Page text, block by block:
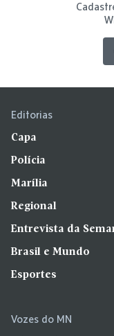
Editorias
Capa
Polícia
Marília
Regional
Entrevista da
Brasil e Mundo
Esportes
Vozes do MN